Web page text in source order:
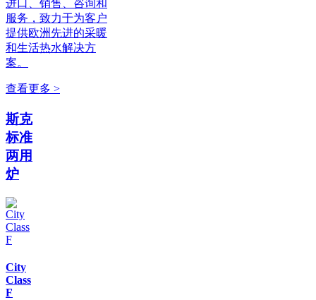
进口、销售、咨询和
服务，致力于为客户
提供欧洲先进的采暖
和生活热水解决方
案。
查看更多 >
斯克
标准
两用
炉
City
Class
F